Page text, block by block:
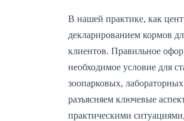
В нашей практике, как
декларированием кормов
клиентов. Правильное
необходимое условие для
зоопарковых,
разъясняем ключевые
практическими